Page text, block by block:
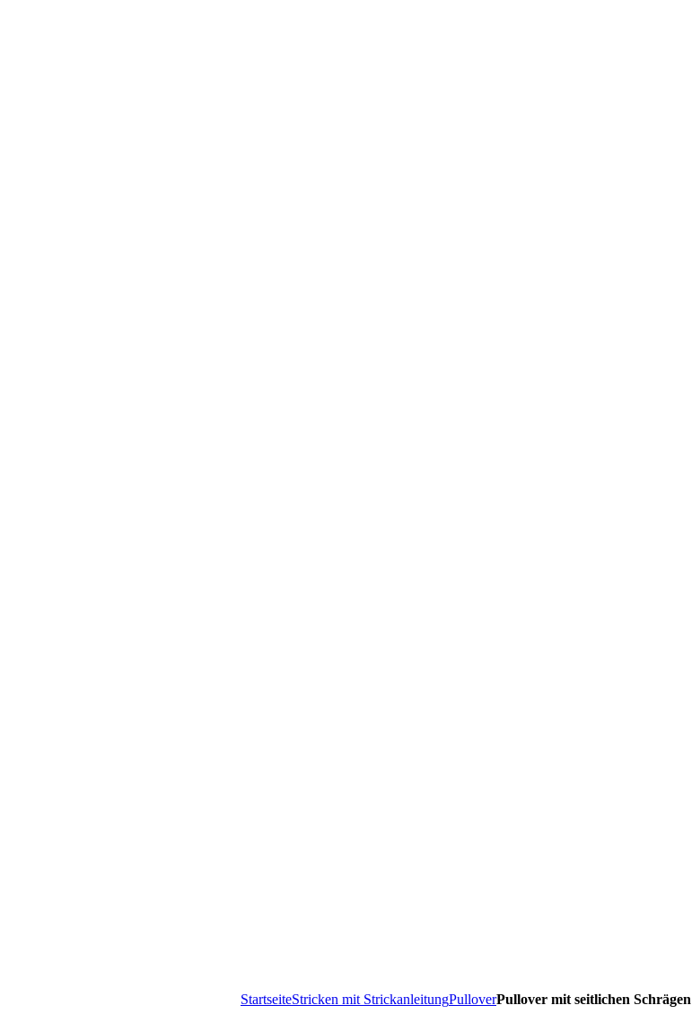
StartseiteStricken mit StrickanleitungPulloverPullover mit seitlichen Schrägen